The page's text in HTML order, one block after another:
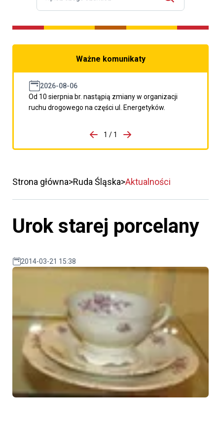
Ważne komunikaty
2026-08-06
Od 10 sierpnia br. nastąpią zmiany w organizacji
ruchu drogowego na części ul. Energetyków.
porzpedniego komunikatu
1 / 1
Przejdź do następnego
Strona główna Ruda Śląska Aktualności
Urok starej porcelany
2014-03-21 15:38